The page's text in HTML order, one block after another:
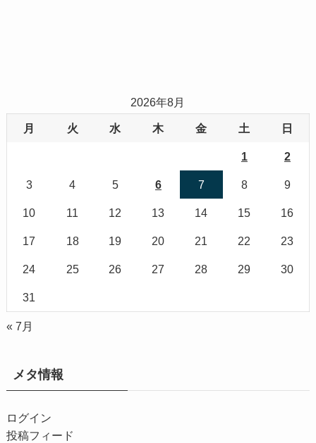
2026年8月
月 火 水 木 金 土 日
1 2
3 4 5 6 7 8 9
10 11 12 13 14 15 16
17 18 19 20 21 22 23
24 25 26 27 28 29 30
31
« 7月
メタ情報
ログイン
投稿フィード